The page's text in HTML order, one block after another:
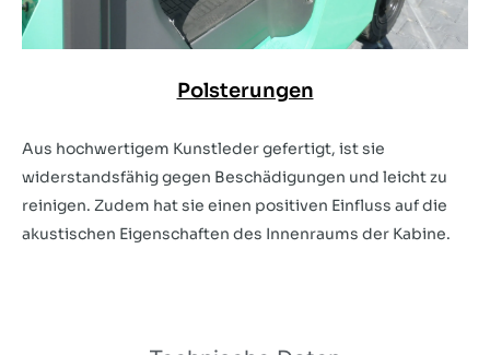
Polsterungen
Aus hochwertigem Kunstleder gefertigt, ist sie
widerstandsfähig gegen Beschädigungen und leicht zu
reinigen. Zudem hat sie einen positiven Einfluss auf die
akustischen Eigenschaften des Innenraums der Kabine.